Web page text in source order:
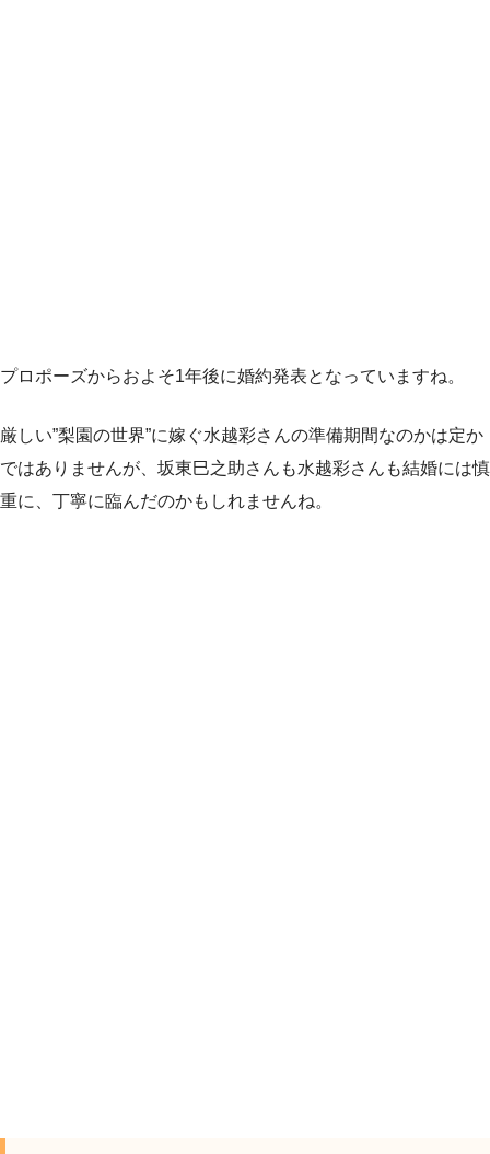
プロポーズからおよそ1年後に婚約発表となっていますね。
厳しい”梨園の世界”に嫁ぐ水越彩さんの準備期間なのかは定か
ではありませんが、坂東巳之助さんも水越彩さんも結婚には慎
重に、丁寧に臨んだのかもしれませんね。